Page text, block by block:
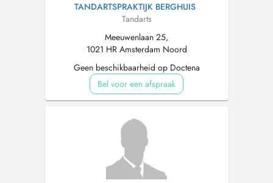
TANDARTSPRAKTIJK BERGHUIS
Tandarts
Meeuwenlaan 25,
1021 HR Amsterdam Noord
Geen beschikbaarheid op Doctena
Bel voor een afspraak